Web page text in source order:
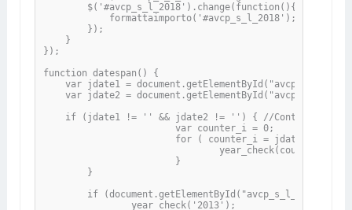
        $('#avcp_s_l_2018').change(function(){
            formattaimporto('#avcp_s_l_2018');
        });
    }
});
function datespan() {
var jdate1 =
var jdate2 =
if (jdate1 != '' && jdate2 != '') { //Controlla se